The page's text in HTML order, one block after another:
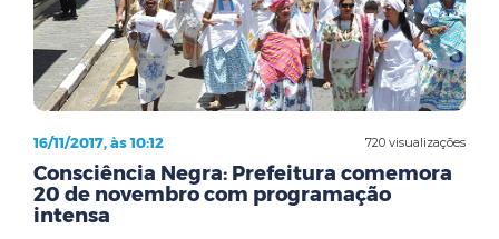
720 visualizações
16/11/2017, às 10:12
Consciência Negra: Prefeitura comemora
20 de novembro com programação
intensa